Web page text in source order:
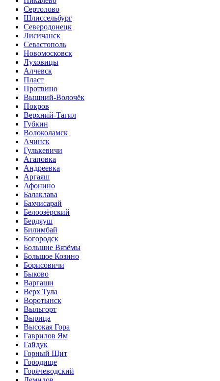
Сертолово
Шлиссельбург
Северодонецк
Лисичанск
Севастополь
Новомосковск
Луховицы
Алчевск
Пласт
Протвино
Вышний-Волочёк
Покров
Верхний-Тагил
Губкин
Волоколамск
Ачинск
Гулькевичи
Агаповка
Андреевка
Аргаяш
Афонино
Балаклава
Бахчисарай
Белоозёрский
Бердяуш
Билимбай
Богородск
Большие Вязёмы
Большое Козино
Борисовичи
Быково
Варгаши
Верх Тула
Воротынск
Выльгорт
Вырица
Высокая Гора
Гаврилов Ям
Гайдук
Горный Щит
Городище
Горячеводский